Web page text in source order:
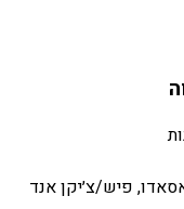
פיש/צ׳יקן אנד